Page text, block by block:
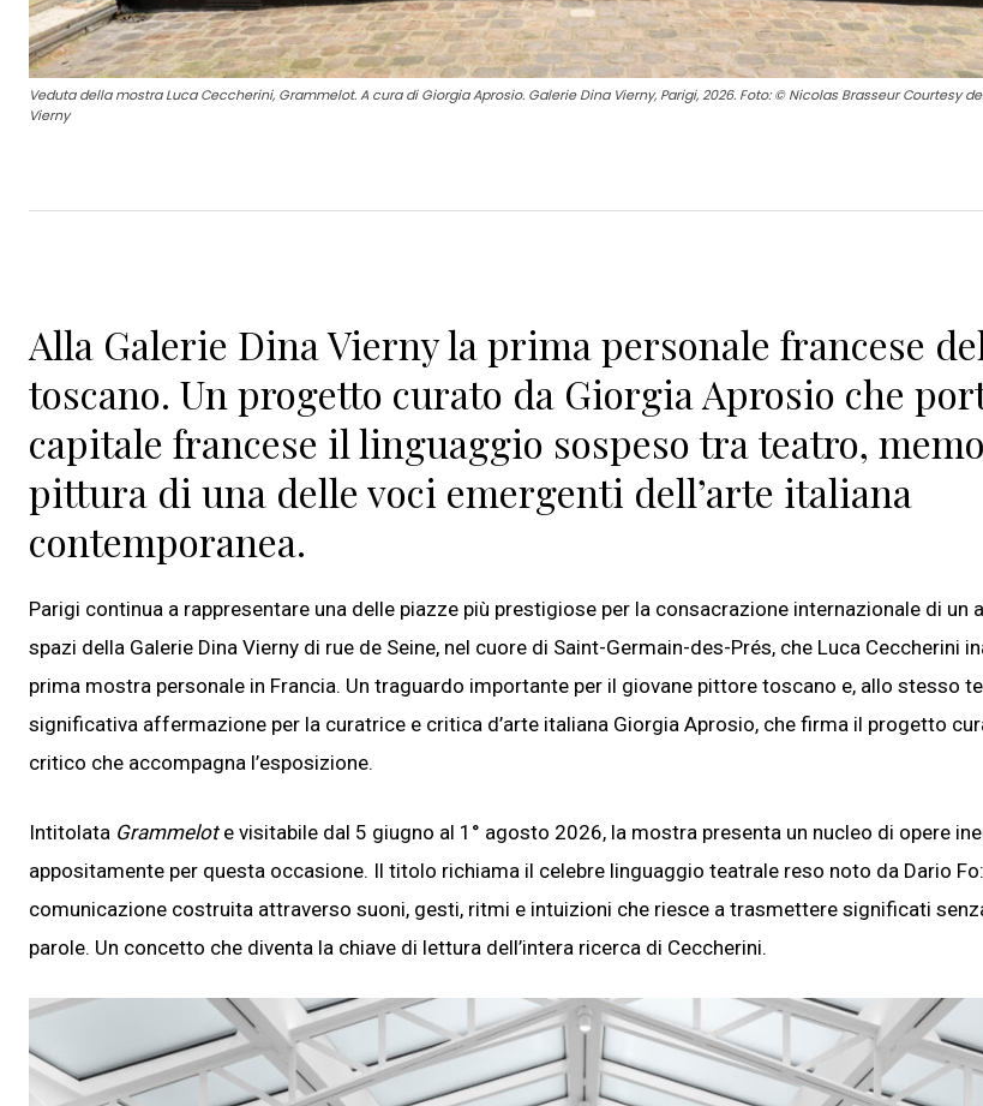
Veduta della mostra Luca Ceccherini, Grammelot. A cura di Giorgia Aprosio. Galerie Dina Vierny, Parigi, 2026. Foto: © Nicolas Brasseur Courtesy
Vierny
Alla Galerie Dina Vierny la prima personale francese
toscano. Un progetto curato da Giorgia Aprosio che
capitale francese il linguaggio sospeso tra teatro,
pittura di una delle voci emergenti dell’arte italiana
contemporanea.
Parigi continua a rappresentare una delle piazze più prestigiose per la consacrazione internazionale di un
spazi della Galerie Dina Vierny di rue de Seine, nel cuore di Saint-Germain-des-Prés, che Luca Ceccherini
prima mostra personale in Francia. Un traguardo importante per il giovane pittore toscano e, allo stesso
significativa affermazione per la curatrice e critica d’arte italiana Giorgia Aprosio, che firma il progetto
critico che accompagna l’esposizione.
Intitolata Grammelote visitabile dal 5 giugno al 1° agosto 2026, la mostra presenta un nucleo di opere
appositamente per questa occasione. Il titolo richiama il celebre linguaggio teatrale reso noto da Dario
comunicazione costruita attraverso suoni, gesti, ritmi e intuizioni che riesce a trasmettere significati
parole. Un concetto che diventa la chiave di lettura dell’intera ricerca di Ceccherini.